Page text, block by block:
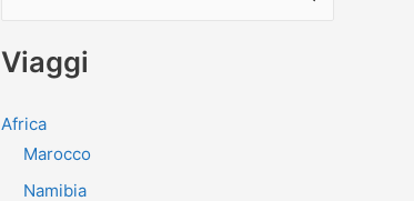
r
a
Viaggi
Africa
Marocco
Namibia